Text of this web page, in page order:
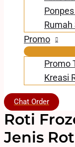
Rumah
Promo
Promo
Kreasi
Chat Order
Roti
Jenis